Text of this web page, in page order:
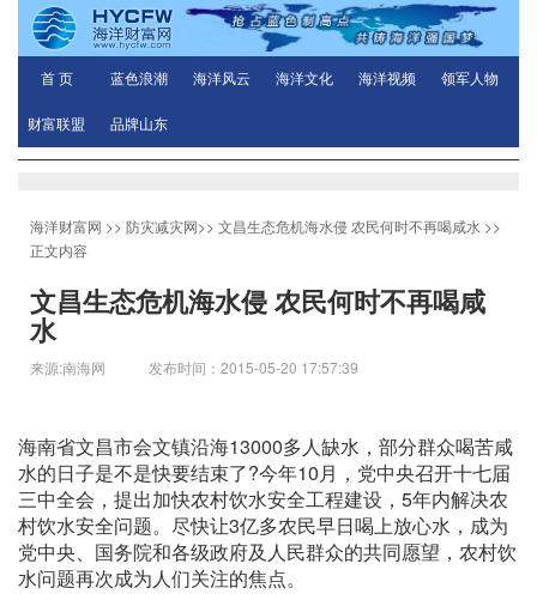
首 页 蓝色浪潮 海洋风云 海洋文化 海洋视频 领军人物
财富联盟 品牌山东
海洋财富网 >> 防灾减灾网>> 文昌生态危机海水侵 农民何时不再喝咸水 >>
正文内容
文昌生态危机海水侵 农民何时不再喝咸
水
来源:南海网 发布时间：2015-05-20 17:57:39
海南省文昌市会文镇沿海13000多人缺水，部分群众喝苦咸
水的日子是不是快要结束了?今年10月，党中央召开十七届
三中全会，提出加快农村饮水安全工程建设，5年内解决农
村饮水安全问题。尽快让3亿多农民早日喝上放心水，成为
党中央、国务院和各级政府及人民群众的共同愿望，农村饮
水问题再次成为人们关注的焦点。